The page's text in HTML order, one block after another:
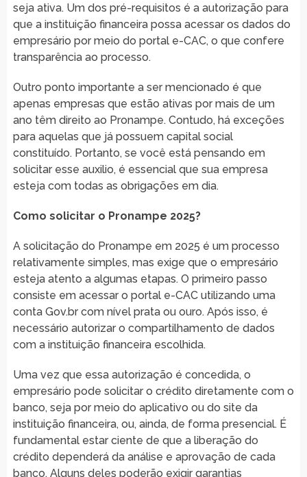
seja ativa. Um dos pré-requisitos é a autorização para
que a instituição financeira possa acessar os dados do
empresário por meio do portal e-CAC, o que confere
transparência ao processo.
Outro ponto importante a ser mencionado é que
apenas empresas que estão ativas por mais de um
ano têm direito ao Pronampe. Contudo, há exceções
para aquelas que já possuem capital social
constituído. Portanto, se você está pensando em
solicitar esse auxilio, é essencial que sua empresa
esteja com todas as obrigações em dia.
Como solicitar o Pronampe 2025?
A solicitação do Pronampe em 2025 é um processo
relativamente simples, mas exige que o empresário
esteja atento a algumas etapas. O primeiro passo
consiste em acessar o portal e-CAC utilizando uma
conta Gov.br com nível prata ou ouro. Após isso, é
necessário autorizar o compartilhamento de dados
com a instituição financeira escolhida.
Uma vez que essa autorização é concedida, o
empresário pode solicitar o crédito diretamente com o
banco, seja por meio do aplicativo ou do site da
instituição financeira, ou, ainda, de forma presencial. É
fundamental estar ciente de que a liberação do
crédito dependerá da análise e aprovação de cada
banco. Alguns deles poderão exigir garantias